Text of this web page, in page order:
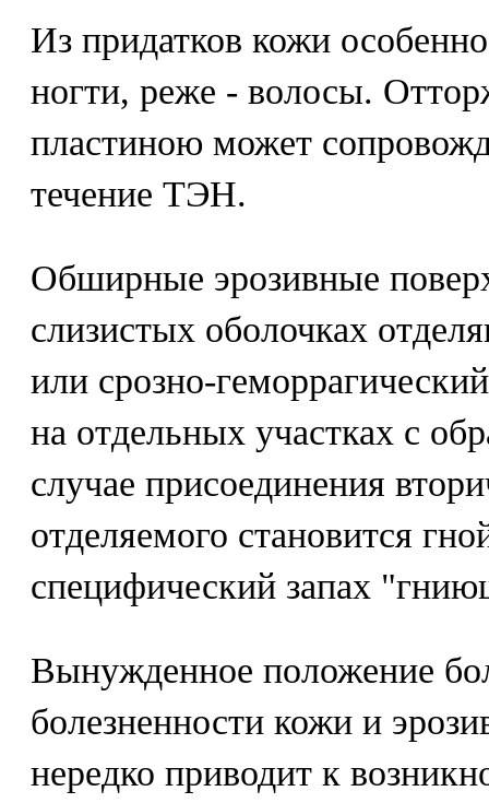
Из придатков кожи
ногти, реже - волосы.
пластиною может
течение ТЭН.
Обширные эрозивные
слизистых оболочках
или срозно-
на отдельных участках с
случае присоединения
отделяемого становится
специфический запах
Вынужденное положение
болезненности кожи и
нередко приводит к